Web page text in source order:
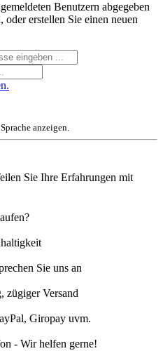
Benutzern abgegeben
erstellen Sie einen neuen
anzeigen.
Sie Ihre Erfahrungen mit
Sie uns an
zügiger Versand
Giropay uvm.
- Wir helfen gerne!